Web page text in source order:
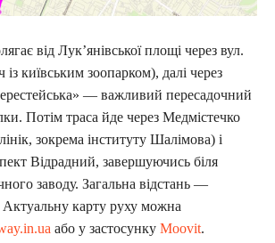
від Лук’янівської площі через вул.
із київським зоопарком), далі через
— важливий пересадочний
Потім траса йде через Медмістечко
зокрема інституту Шалімова) і
Відрадний, завершуючись біля
заводу. Загальна відстань —
карту руху можна
або у застосунку Moovit.